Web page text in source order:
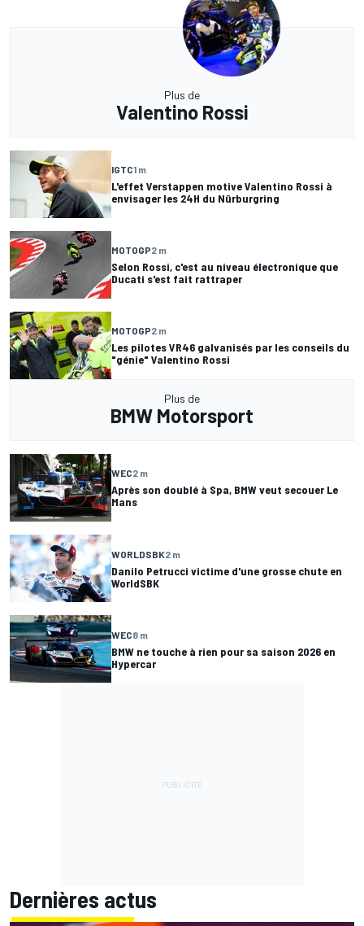
Plus de
Valentino Rossi
IGTC1 m
L'effet Verstappen motive Valentino Rossi à
envisager les 24H du Nürburgring
MOTOGP2 m
Selon Rossi, c'est au niveau électronique que
Ducati s'est fait rattraper
MOTOGP2 m
Les pilotes VR46 galvanisés par les conseils du
"génie" Valentino Rossi
Plus de
BMW Motorsport
WEC2 m
Après son doublé à Spa, BMW veut secouer Le
Mans
WORLDSBK2 m
Danilo Petrucci victime d'une grosse chute en
WorldSBK
WEC8 m
BMW ne touche à rien pour sa saison 2026 en
Hypercar
Dernières actus